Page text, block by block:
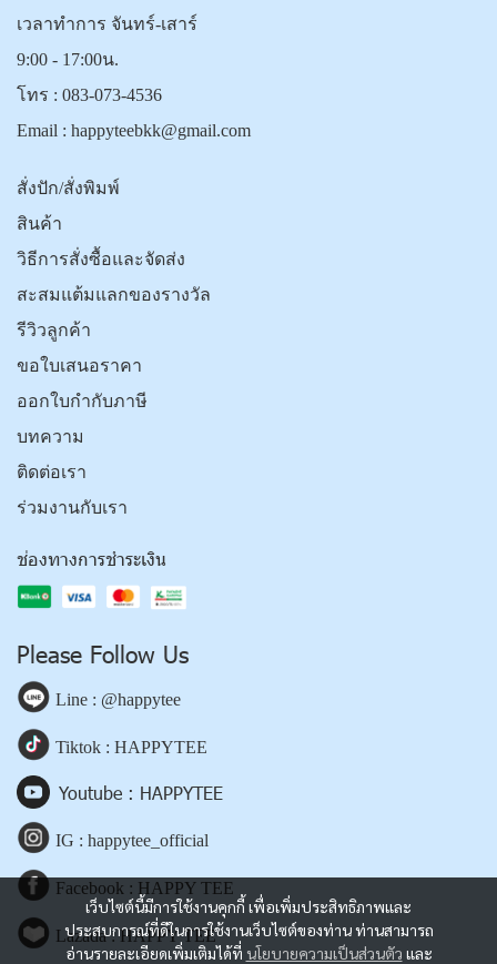
เว็บไซต์นี้มีการใช้งานคุกกี้ เพื่อเพิ่มประสิทธิภาพและ
ประสบการณ์ที่ดีในการใช้งานเว็บไซต์ของท่าน ท่านสามารถ
อ่านรายละเอียดเพิ่มเติมได้ที่ นโยบายความเป็นส่วนตัว และ
เวลาทำการ จันทร์-เสาร์
9:00 - 17:00น.
โทร : 083-073-4536
Email : happyteebkk@gmail.com
สั่งปัก/สั่งพิมพ์
สินค้า
วิธีการสั่งซื้อและจัดส่ง
สะสมแต้มแลกของรางวัล
รีวิวลูกค้า
ขอใบเสนอราคา
ออกใบกำกับภาษี
บทความ
ติดต่อเรา
ร่วมงานกับเรา
ช่องทางการชำระเงิน
Please Follow Us
Line : @happytee
Tiktok : HAPPYTEE
Youtube : HAPPYTEE
IG : happytee_official
Facebook : HAPPY TEE
Lazada : HAPPY TEE